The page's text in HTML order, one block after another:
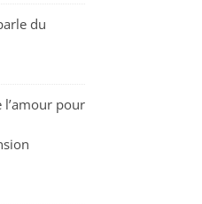
du
l’amour pour